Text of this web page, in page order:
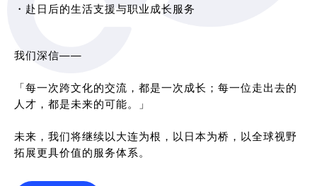
・赴日后的生活支援与职业成长服务
我们深信——
「每一次跨文化的交流，都是一次成长；每一位走出去的
人才，都是未来的可能。」
未来，我们将继续以大连为根，以日本为桥，以全球视野
拓展更具价值的服务体系。